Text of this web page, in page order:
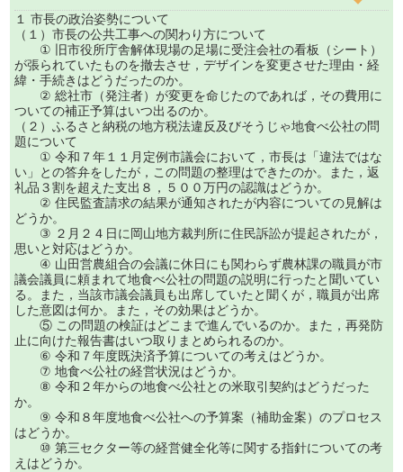
１ 市長の政治姿勢について
（１）市長の公共工事への関わり方について
① 旧市役所庁舎解体現場の足場に受注会社の看板（シート）
が張られていたものを撤去させ，デザインを変更させた理由・経
緯・手続きはどうだったのか。
② 総社市（発注者）が変更を命じたのであれば，その費用に
ついての補正予算はいつ出るのか。
（２）ふるさと納税の地方税法違反及びそうじゃ地食べ公社の問
題について
① 令和７年１１月定例市議会において，市長は「違法ではな
い」との答弁をしたが，この問題の整理はできたのか。また，返
礼品３割を超えた支出８，５００万円の認識はどうか。
② 住民監査請求の結果が通知されたが内容についての見解は
どうか。
③ ２月２４日に岡山地方裁判所に住民訴訟が提起されたが，
思いと対応はどうか。
④ 山田営農組合の会議に休日にも関わらず農林課の職員が市
議会議員に頼まれて地食べ公社の問題の説明に行ったと聞いてい
る。また，当該市議会議員も出席していたと聞くが，職員が出席
した意図は何か。また，その効果はどうか。
⑤ この問題の検証はどこまで進んでいるのか。また，再発防
止に向けた報告書はいつ取りまとめられるのか。
⑥ 令和７年度既決済予算についての考えはどうか。
⑦ 地食べ公社の経営状況はどうか。
⑧ 令和２年からの地食べ公社との米取引契約はどうだった
か。
⑨ 令和８年度地食べ公社への予算案（補助金案）のプロセス
はどうか。
⑩ 第三セクター等の経営健全化等に関する指針についての考
えはどうか。